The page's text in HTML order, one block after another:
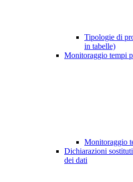
Tipologie di
in tabelle)
Monitoraggio tempi
Monitoraggio
Dichiarazioni
dei dati